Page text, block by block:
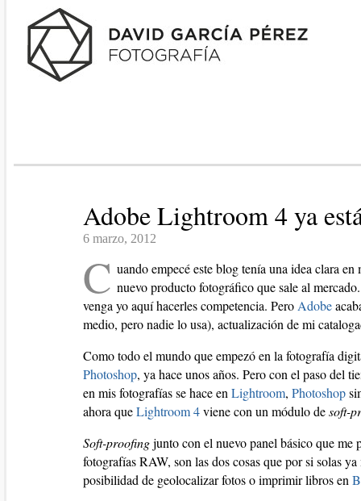
Adobe Lightroom 4 ya
6 marzo, 2012
C uando empecé este blog tenía una idea clara
nuevo producto fotográfico que sale al
venga yo aquí hacerles competencia. Pero Adobe
medio, pero nadie lo usa), actualización de mi
Como todo el mundo que empezó en la fotografía
Photoshop, ya hace unos años. Pero con el paso del
en mis fotografías se hace en Lightroom, Photoshop
ahora queLightroom 4viene con un módulo desoft-
Soft-proofingjunto con el nuevo panel básico que me
fotografías RAW, son las dos cosas que por si solas
posibilidad de geolocalizar fotos o imprimir libros en